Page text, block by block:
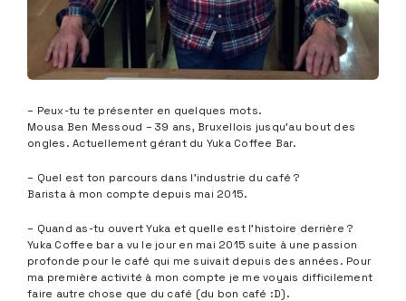
– Peux-tu te présenter en quelques mots.
Mousa Ben Messoud – 39 ans, Bruxellois jusqu’au bout des
ongles. Actuellement gérant du Yuka Coffee Bar.
– Quel est ton parcours dans l’industrie du café ?
Barista à mon compte depuis mai 2015.
– Quand as-tu ouvert Yuka et quelle est l’histoire derrière ?
Yuka Coffee bar a vu le jour en mai 2015 suite à une passion
profonde pour le café qui me suivait depuis des années. Pour
ma première activité à mon compte je me voyais difficilement
faire autre chose que du café (du bon café :D).